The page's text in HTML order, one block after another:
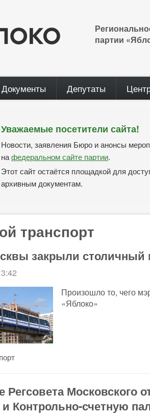
партии
Документы Депутаты
Уважаемые посетители сайта!
Новости, заявления Бюро и анонсы
нафедеральном сайте партии.
Этот сайт остаётся площадкой для
архивным документам.
транспорт
закрыли столичный
Произошло то, чего
«Яблоко»
Регсовета Московского
Контрольно-счетную